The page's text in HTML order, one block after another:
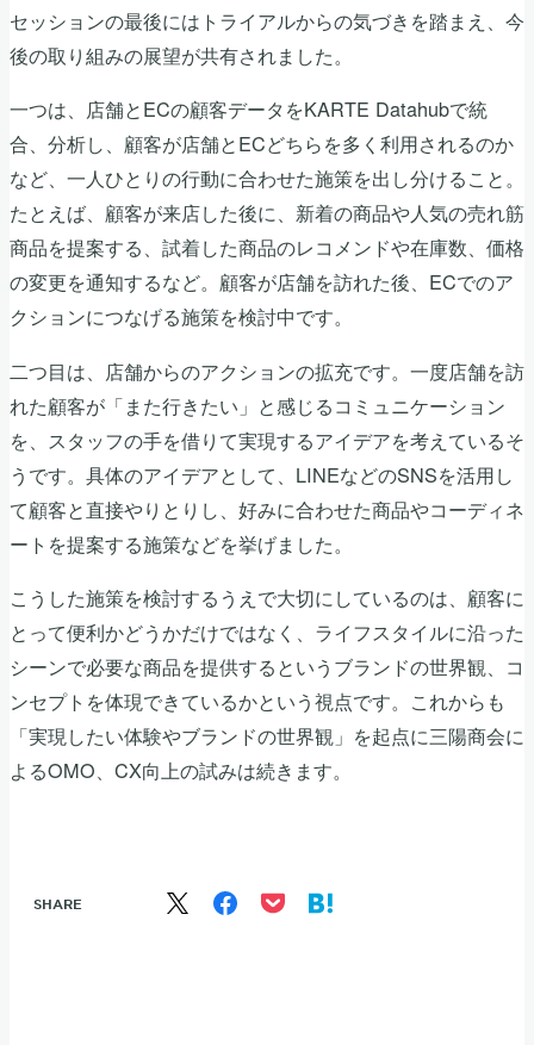
セッションの最後にはトライアルからの気づきを踏まえ、今
後の取り組みの展望が共有されました。
一つは、店舗とECの顧客データをKARTE Datahubで統
合、分析し、顧客が店舗とECどちらを多く利用されるのか
など、一人ひとりの行動に合わせた施策を出し分けること。
たとえば、顧客が来店した後に、新着の商品や人気の売れ筋
商品を提案する、試着した商品のレコメンドや在庫数、価格
の変更を通知するなど。顧客が店舗を訪れた後、ECでのア
クションにつなげる施策を検討中です。
二つ目は、店舗からのアクションの拡充です。一度店舗を訪
れた顧客が「また行きたい」と感じるコミュニケーション
を、スタッフの手を借りて実現するアイデアを考えているそ
うです。具体のアイデアとして、LINEなどのSNSを活用し
て顧客と直接やりとりし、好みに合わせた商品やコーディネ
ートを提案する施策などを挙げました。
こうした施策を検討するうえで大切にしているのは、顧客に
とって便利かどうかだけではなく、ライフスタイルに沿った
シーンで必要な商品を提供するというブランドの世界観、コ
ンセプトを体現できているかという視点です。これからも
「実現したい体験やブランドの世界観」を起点に三陽商会に
よるOMO、CX向上の試みは続きます。
SHARE